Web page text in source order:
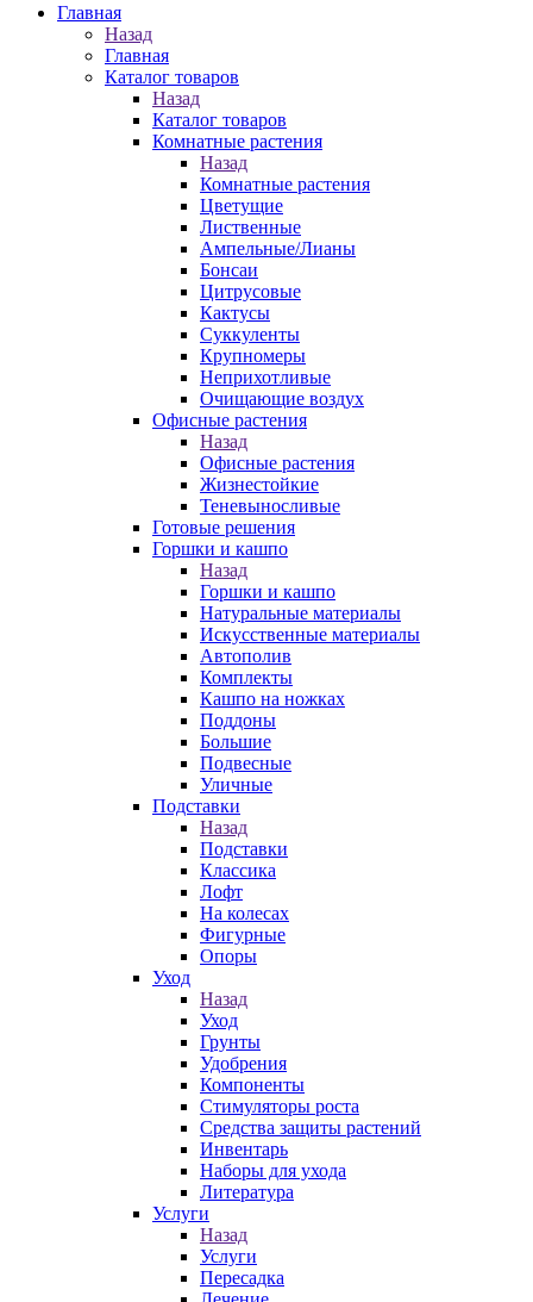
Главная
Назад
Главная
Каталог товаров
Назад
Каталог товаров
Комнатные растения
Назад
Комнатные растения
Цветущие
Лиственные
Ампельные/Лианы
Бонсаи
Цитрусовые
Кактусы
Суккуленты
Крупномеры
Неприхотливые
Очищающие воздух
Офисные растения
Назад
Офисные растения
Жизнестойкие
Теневыносливые
Готовые решения
Горшки и кашпо
Назад
Горшки и кашпо
Натуральные материалы
Искусственные материалы
Автополив
Комплекты
Кашпо на ножках
Поддоны
Большие
Подвесные
Уличные
Подставки
Назад
Подставки
Классика
Лофт
На колесах
Фигурные
Опоры
Уход
Назад
Уход
Грунты
Удобрения
Компоненты
Стимуляторы роста
Средства защиты растений
Инвентарь
Наборы для ухода
Литература
Услуги
Назад
Услуги
Пересадка